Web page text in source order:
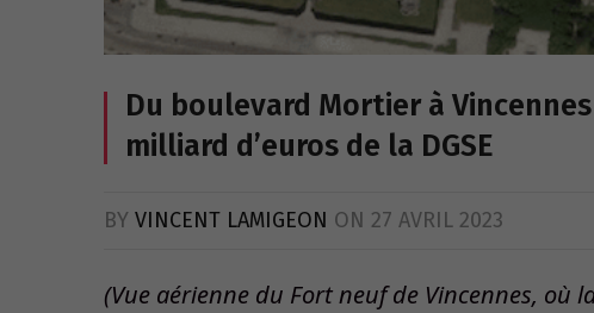
Du boulevard Mortier à
milliard d’euros de la DGSE
BY VINCENT LAMIGEON ON 27 AVRIL 2023
(Vue aérienne du Fort neuf de Vincennes, où